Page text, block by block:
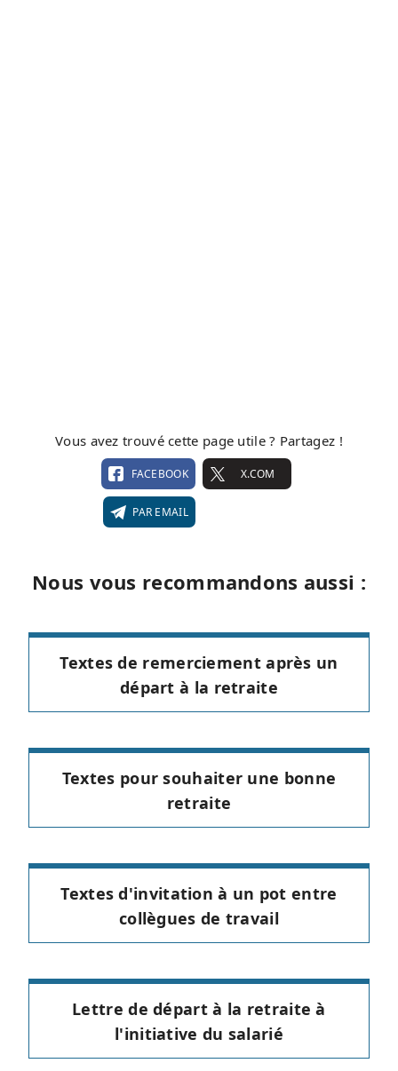
Vous avez trouvé cette page utile ? Partagez !
FACEBOOK X.COM
PAR EMAIL
Nous vous recommandons aussi :
Textes de remerciement après un
départ à la retraite
Textes pour souhaiter une bonne
retraite
Textes d'invitation à un pot entre
collègues de travail
Lettre de départ à la retraite à
l'initiative du salarié